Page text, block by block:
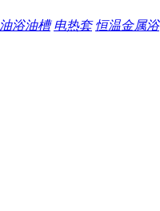
油浴油槽 电热套 恒温金属浴